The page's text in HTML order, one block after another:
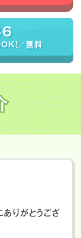
！／無料
りがとうござ